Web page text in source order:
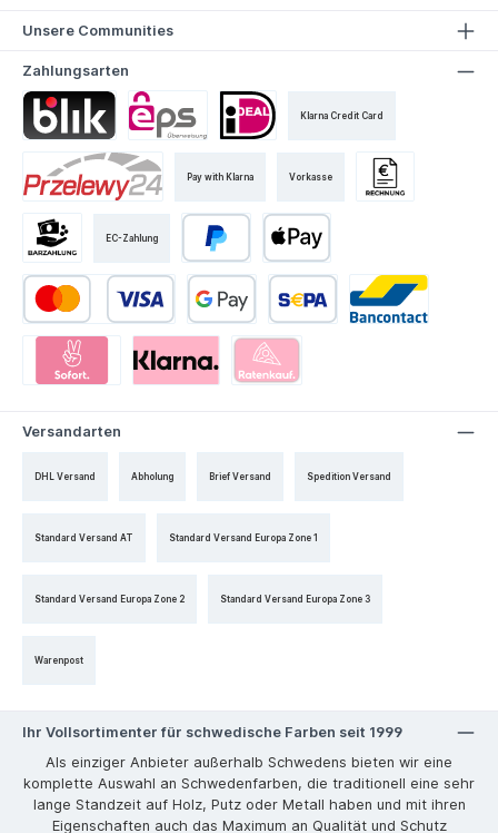
Unsere Communities
Zahlungsarten
Klarna Credit Card
Pay with Klarna Vorkasse
EC-Zahlung
Versandarten
DHL Versand Abholung Brief Versand Spedition Versand
Standard Versand AT Standard Versand Europa Zone 1
Standard Versand Europa Zone 2 Standard Versand Europa Zone 3
Warenpost
Ihr Vollsortimenter für schwedische Farben seit 1999
Als einziger Anbieter außerhalb Schwedens bieten wir eine
komplette Auswahl an Schwedenfarben, die traditionell eine sehr
lange Standzeit auf Holz, Putz oder Metall haben und mit ihren
Eigenschaften auch das Maximum an Qualität und Schutz